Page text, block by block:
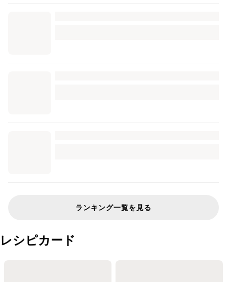
ランキング一覧を見る
レシピカード